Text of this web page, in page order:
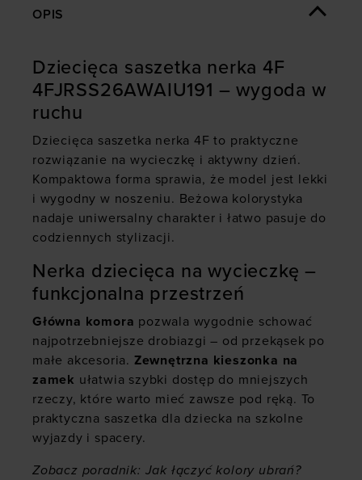
OPIS
Dziecięca saszetka nerka 4F
4FJRSS26AWAIU191 – wygoda w
ruchu
Dziecięca saszetka nerka 4F to praktyczne
rozwiązanie na wycieczkę i aktywny dzień.
Kompaktowa forma sprawia, że model jest lekki
i wygodny w noszeniu. Beżowa kolorystyka
nadaje uniwersalny charakter i łatwo pasuje do
codziennych stylizacji.
Nerka dziecięca na wycieczkę –
funkcjonalna przestrzeń
Główna komora pozwala wygodnie schować
najpotrzebniejsze drobiazgi – od przekąsek po
małe akcesoria. Zewnętrzna kieszonka na
zamek ułatwia szybki dostęp do mniejszych
rzeczy, które warto mieć zawsze pod ręką. To
praktyczna saszetka dla dziecka na szkolne
wyjazdy i spacery.
Zobacz poradnik: Jak łączyć kolory ubrań?